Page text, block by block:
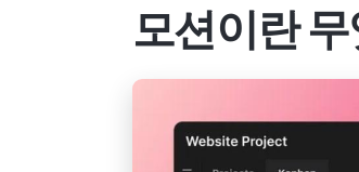
모션이란